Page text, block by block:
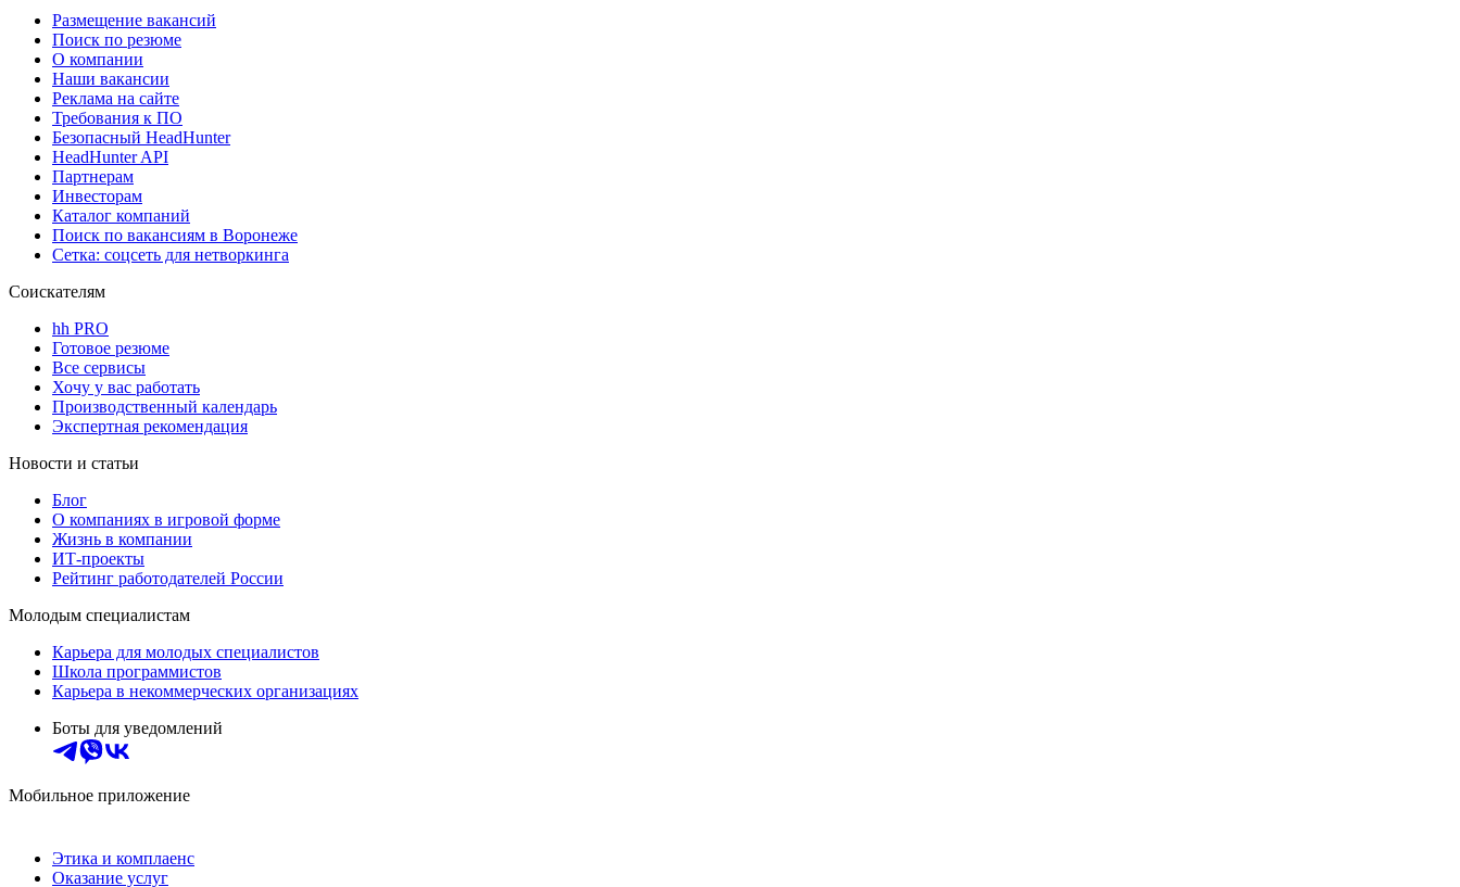
Размещение вакансий
Поиск по резюме
О компании
Наши вакансии
Реклама на сайте
Требования к ПО
Безопасный HeadHunter
HeadHunter API
Партнерам
Инвесторам
Каталог компаний
Поиск по вакансиям в Воронеже
Сетка: соцсеть для нетворкинга
Соискателям
hh PRO
Готовое резюме
Все сервисы
Хочу у вас работать
Производственный календарь
Экспертная рекомендация
Новости и статьи
Блог
О компаниях в игровой форме
Жизнь в компании
ИТ-проекты
Рейтинг работодателей России
Молодым специалистам
Карьера для молодых специалистов
Школа программистов
Карьера в некоммерческих организациях
Боты для уведомлений
Мобильное приложение
Этика и комплаенс
Оказание услуг